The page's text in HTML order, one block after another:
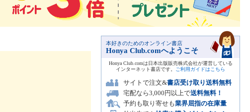
本好きのためのオンライン書店
Honya Club.comへようこそ
Honya Club.comは日本出版販売株式会社が運営している
インターネット書店です。
ご利用ガイドはこちら
サイトで注文&書店受け取り送料無料
宅配なら3,000円以上で送料無料！
予約も取り寄せも業界屈指の在庫量